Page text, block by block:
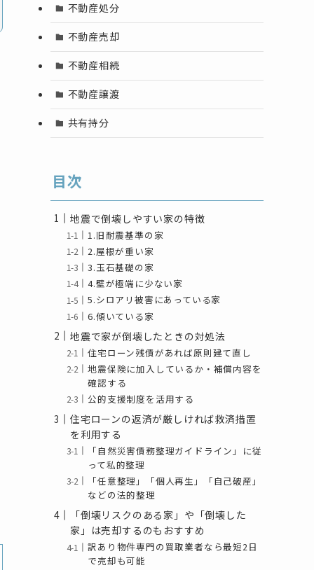
不動産処分
不動産売却
不動産相続
不動産譲渡
共有持分
目次
地震で倒壊しやすい家の特徴
1.旧耐震基準の家
2.屋根が重い家
3.玉石基礎の家
4.壁が極端に少ない家
5.シロアリ被害にあっている家
6.傾いている家
地震で家が倒壊したときの対処法
住宅ローン残債があれば原則建て直し
地震保険に加入しているか・補償内容を
確認する
公的支援制度を活用する
住宅ローンの返済が厳しければ救済措置
を利用する
「自然災害債務整理ガイドライン」に従
って私的整理
「任意整理」「個人再生」「自己破産」
などの法的整理
「倒壊リスクのある家」や「倒壊した
家」は売却するのもおすすめ
訳あり物件専門の買取業者なら最短2日
で売却も可能